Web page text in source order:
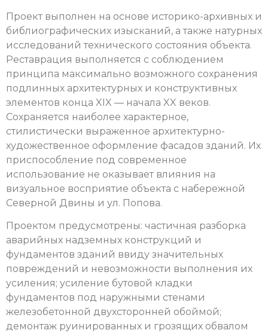
Проект выполнен на основе историко-архивных и
библиографических изысканий, а также натурных
исследований технического состояния объекта.
Реставрация выполняется с соблюдением
принципа максимально возможного сохранения
подлинных архитектурных и конструктивных
элементов конца XIX — начала XX веков.
Сохраняется наиболее характерное,
стилистически выраженное архитектурно-
художественное оформление фасадов зданий. Их
приспособление под современное
использование не оказывает влияния на
визуальное восприятие объекта с набережной
Северной Двины и ул. Попова.
Проектом предусмотрены: частичная разборка
аварийных надземных конструкций и
фундаментов зданий ввиду значительных
повреждений и невозможности выполнения их
усиления; усиление бутовой кладки
фундаментов под наружными стенами
железобетонной двухсторонней обоймой;
демонтаж руинированных и грозящих обвалом